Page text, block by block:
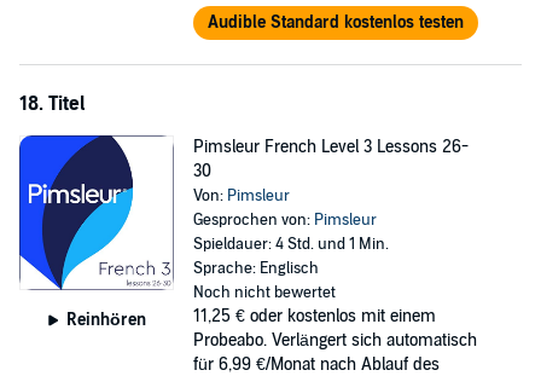
Audible Standard kostenlos testen
18. Titel
Reinhören
Pimsleur French Level 3 Lessons 26-
30
Von: Pimsleur
Gesprochen von: Pimsleur
Spieldauer: 4 Std. und 1 Min.
Sprache: Englisch
Noch nicht bewertet
11,25 € oder kostenlos mit einem
Probeabo. Verlängert sich automatisch
für 6,99 €/Monat nach Ablauf des